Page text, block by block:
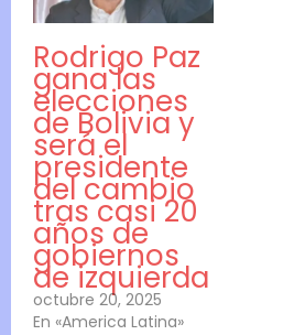
Rodrigo Paz
gana las
elecciones
de Bolivia y
será el
presidente
del cambio
tras casi 20
años de
gobiernos
de izquierda
octubre 20, 2025
En «America Latina»